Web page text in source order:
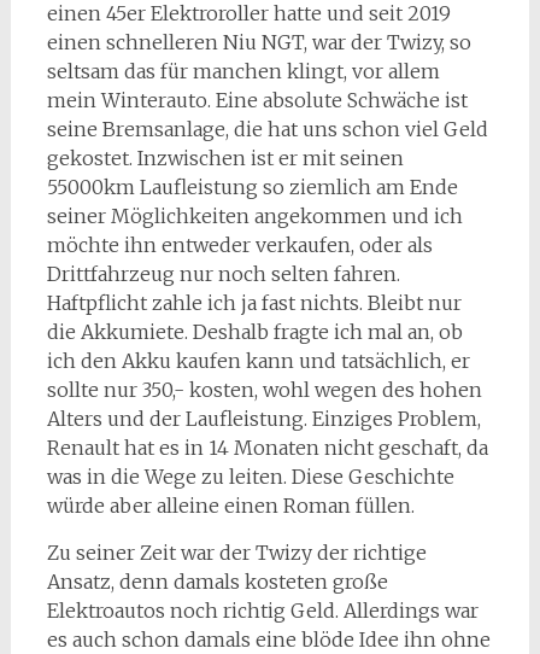
einen 45er Elektroroller hatte und seit 2019
einen schnelleren Niu NGT, war der Twizy, so
seltsam das für manchen klingt, vor allem
mein Winterauto. Eine absolute Schwäche ist
seine Bremsanlage, die hat uns schon viel Geld
gekostet. Inzwischen ist er mit seinen
55000km Laufleistung so ziemlich am Ende
seiner Möglichkeiten angekommen und ich
möchte ihn entweder verkaufen, oder als
Drittfahrzeug nur noch selten fahren.
Haftpflicht zahle ich ja fast nichts. Bleibt nur
die Akkumiete. Deshalb fragte ich mal an, ob
ich den Akku kaufen kann und tatsächlich, er
sollte nur 350,- kosten, wohl wegen des hohen
Alters und der Laufleistung. Einziges Problem,
Renault hat es in 14 Monaten nicht geschaft, da
was in die Wege zu leiten. Diese Geschichte
würde aber alleine einen Roman füllen.
Zu seiner Zeit war der Twizy der richtige
Ansatz, denn damals kosteten große
Elektroautos noch richtig Geld. Allerdings war
es auch schon damals eine blöde Idee ihn ohne